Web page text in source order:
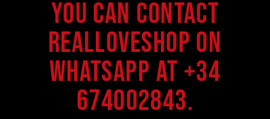
You can contact
Realloveshop on
WhatsApp at +34
674002843.